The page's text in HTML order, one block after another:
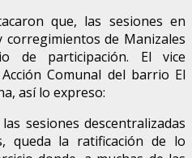
que, las sesiones en
corregimientos de Manizales
de participación. El vice
Comunal del barrio El
así lo expreso:
sesiones descentralizadas
queda la ratificación de lo